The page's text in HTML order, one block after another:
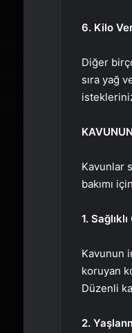
6. Kilo
Diğer
sıra yağ
Kavunlar
bakımı
1.
Kavunun
koruyan
Düzenli
2.